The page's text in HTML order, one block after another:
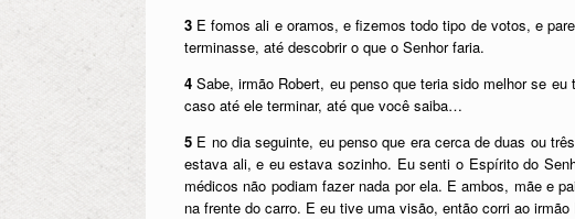
3 E fomos ali e oramos, e fizemos todo tipo de votos, e
terminasse, até descobrir o que o Senhor faria.
4 Sabe, irmão Robert, eu penso que teria sido melhor se
caso até ele terminar, até que você saiba…
5 E no dia seguinte, eu penso que era cerca de duas ou
estava ali, e eu estava sozinho. Eu senti o Espírito do
médicos não podiam fazer nada por ela. E ambos, mãe e
na frente do carro. E eu tive uma visão, então corri ao